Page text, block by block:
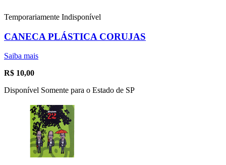
Temporariamente Indisponível
CANECA PLÁSTICA CORUJAS
Saiba mais
R$ 10,00
Disponível Somente para o Estado de SP